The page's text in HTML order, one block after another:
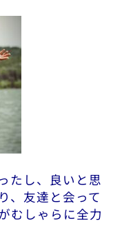
たし、良いと思
、友達と会って
むしゃらに全力